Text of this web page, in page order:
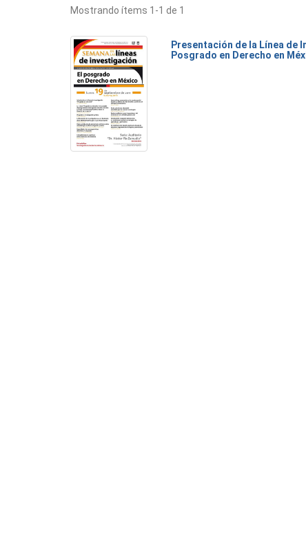
Mostrando ítems 1-1 de 1
Presentación de la Línea de
Posgrado en Derecho en